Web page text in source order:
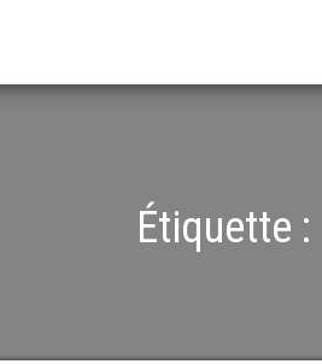
Étiquette :